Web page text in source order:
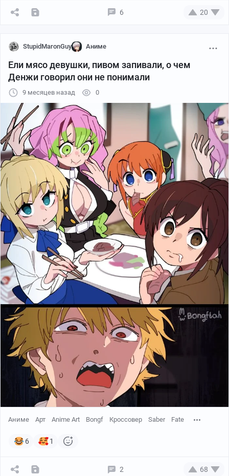
3-Z класс Гинпачи-сэнсэя
со ссылкой на Шикимори.
6 20
StupidMaronGuy Аниме
Ели мясо девушки, пивом запивали, о чем
Денжи говорил они не понимали
9 месяцев назад 0
Аниме Арт Anime Art Bongf Кроссовер Saber Fate
6 1
2 68